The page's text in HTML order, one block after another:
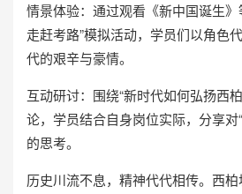
情景体验：通过观看《新中国诞生
走赶考路”模拟活动，学员们以角色
代的艰辛与豪情。
互动研讨：围绕“新时代如何弘扬西
论，学员结合自身岗位实际，分享对
的思考。
历史川流不息，精神代代相传。 西柏